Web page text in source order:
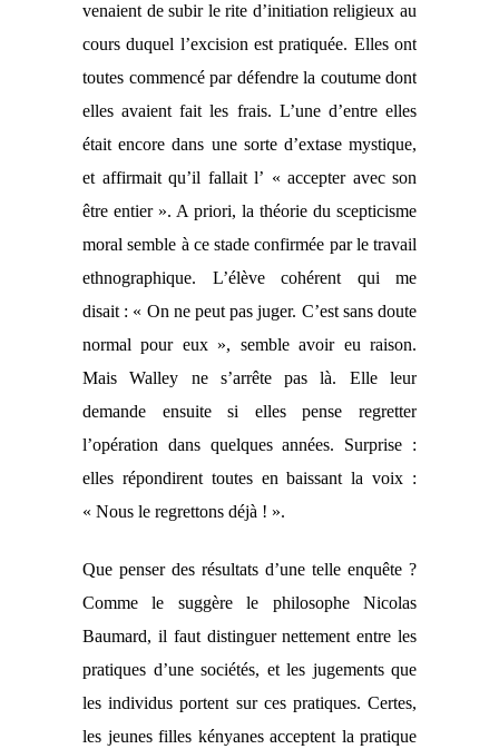
venaient de subir le rite d’initiation religieux au
cours duquel l’excision est pratiquée. Elles ont
toutes commencé par défendre la coutume dont
elles avaient fait les frais. L’une d’entre elles
était encore dans une sorte d’extase mystique,
et affirmait qu’il fallait l’ « accepter avec son
être entier ». A priori, la théorie du scepticisme
moral semble à ce stade confirmée par le travail
ethnographique. L’élève cohérent qui me
disait : « On ne peut pas juger. C’est sans doute
normal pour eux », semble avoir euraison.
Mais Walley ne s’arrête pas là. Elle leur
demande ensuite si elles pense regretter
l’opération dans quelques années. Surprise :
elles répondirent toutes en baissant la voix :
« Nous le regrettons déjà ! ».
Que penser des résultats d’une telle enquête ?
Comme le suggère le philosophe Nicolas
Baumard, il faut distinguer nettement entre les
pratiques d’une sociétés, et les jugements que
les individus portent sur ces pratiques. Certes,
les jeunes filles kényanes acceptent la pratique